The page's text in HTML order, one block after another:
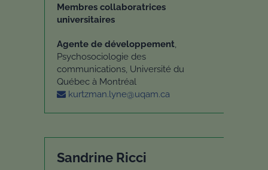
Membres collaboratrices
universitaires
Agente de développement,
Psychosociologie des
communications, Université du
Québec à Montréal
kurtzman.lyne@uqam.ca
Sandrine Ricci